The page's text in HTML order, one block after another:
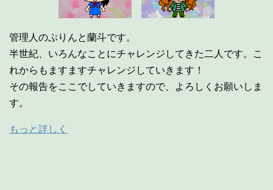
管理人のぷりんと蘭斗です。
半世紀、いろんなことにチャレンジしてきた二人です。こ
れからもますますチャレンジしていきます！
その報告をここでしていきますので、よろしくお願いしま
す。
もっと詳しく